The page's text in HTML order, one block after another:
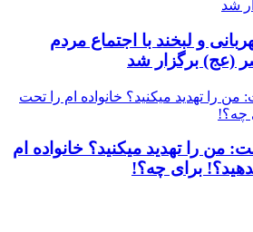
و لبخند با اجتماع مردم
(عج) برگزار شد
من را تهدید میکنید؟ خانواده ام
برای چه؟!